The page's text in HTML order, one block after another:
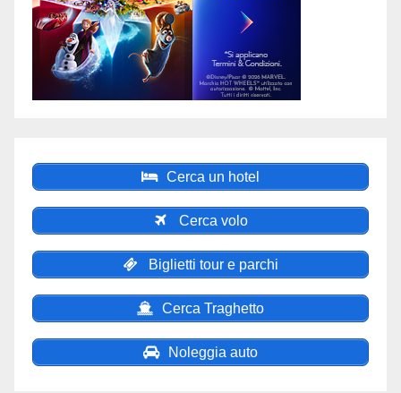
Cerca un hotel
Cerca volo
Biglietti tour e parchi
Cerca Traghetto
Noleggia auto